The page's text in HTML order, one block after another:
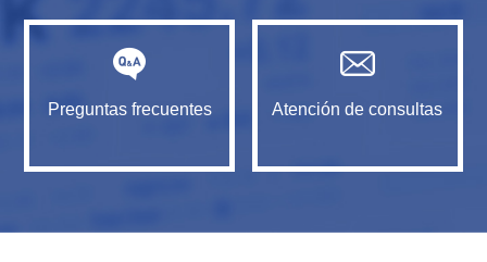
Preguntas frecuentes Atención de consultas